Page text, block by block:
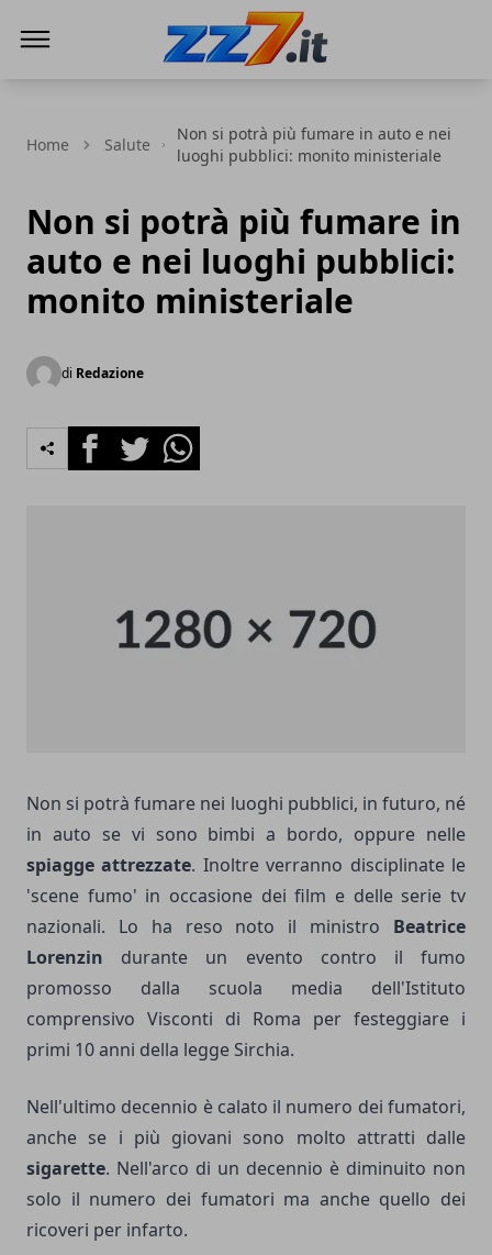
Home Salute
Non si potrà più fumare in auto e nei
luoghi pubblici: monito ministeriale
Non si potrà più fumare in
auto e nei luoghi pubblici:
monito ministeriale
di Redazione
FacebookTwitterWhatsapp
Non si potrà fumare nei luoghi pubblici, in futuro, né
in auto se vi sono bimbi a bordo, oppure nelle
spiagge attrezzate. Inoltre verranno disciplinate le
'scene fumo' in occasione dei film e delle serie tv
nazionali. Lo ha reso noto il ministro Beatrice
Lorenzin durante un evento contro il fumo
promosso dalla scuola media dell'Istituto
comprensivo Visconti di Roma per festeggiare i
primi 10 anni della legge Sirchia.
Nell'ultimo decennio è calato il numero dei fumatori,
anche se i più giovani sono molto attratti dalle
sigarette. Nell'arco di un decennio è diminuito non
solo il numero dei fumatori ma anche quello dei
ricoveri per infarto.